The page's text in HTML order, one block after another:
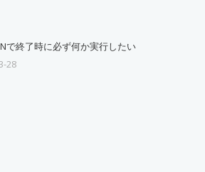
で終了時に必ず何か実行したい
28